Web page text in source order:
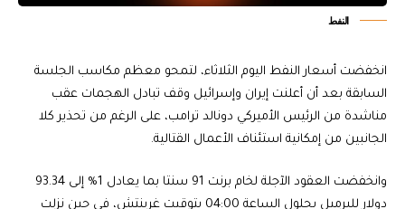
النفط
انخفضت أسعار النفط اليوم الثلاثاء، لتمحو معظم مكاسب الجلسة
السابقة بعد أن أعلنت إيران وإسرائيل وقف تبادل الهجمات عقب
مناشدة من الرئيس الأميركي دونالد ترامب، على الرغم من تحذير كلا
الجانبين من إمكانية استئناف الأعمال القتالية.
وانخفضت العقود الآجلة لخام برنت 91 سنتا بما يعادل 1% إلى 93.34
دولار للبرميل بحلول الساعة 04:00 بتوقيت غرينتش، في حين نزلت